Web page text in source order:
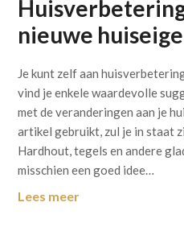
nieuwe
Je kunt zelf aan
vind je enkele waardevolle
met de veranderingen aan je
artikel gebruikt, zul je in staat
Hardhout, tegels en andere
misschien een goed idee…
Lees meer